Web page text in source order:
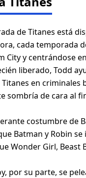
de Titanes está
cada temporada
City y centrándose
liberado, Todd
en criminales
sombría de cara al
costumbre de
Batman y Robin
Wonder Girl, Beast
por su parte, se